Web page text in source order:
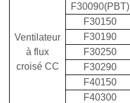
Ventilateur
à flux
croisé CC
F30090(PBT)
F30150
F30190
F30250
F30290
F40150
F40300